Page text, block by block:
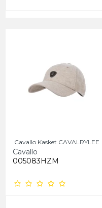
Cavallo Kasket CAVALRYLEE
Cavallo
005083HZM